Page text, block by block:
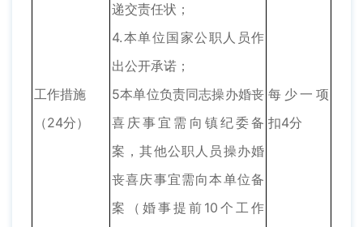
工作措施
（24分）
递交责任状；
4.本单位国家公职人员作
出公开承诺；
5本单位负责同志操办婚丧
喜庆事宜需向镇纪委备
案，其他公职人员操办婚
丧喜庆事宜需向本单位备
案（婚事提前10个工作
每少一项
扣4分